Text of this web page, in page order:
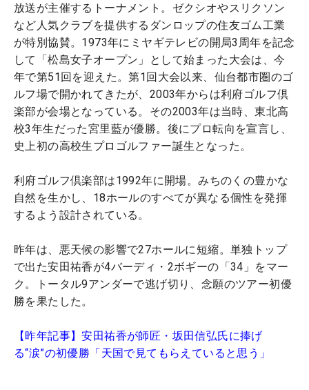
放送が主催するトーナメント。ゼクシオやスリクソン
など人気クラブを提供するダンロップの住友ゴム工業
が特別協賛。1973年にミヤギテレビの開局3周年を記念
して「松島女子オープン」として始まった大会は、今
年で第51回を迎えた。第1回大会以来、仙台都市圏のゴ
ルフ場で開かれてきたが、2003年からは利府ゴルフ倶
楽部が会場となっている。その2003年は当時、東北高
校3年生だった宮里藍が優勝。後にプロ転向を宣言し、
史上初の高校生プロゴルファー誕生となった。
利府ゴルフ倶楽部は1992年に開場。みちのくの豊かな
自然を生かし、18ホールのすべてが異なる個性を発揮
するよう設計されている。
昨年は、悪天候の影響で27ホールに短縮。単独トップ
で出た安田祐香が4バーディ・2ボギーの「34」をマー
ク。トータル9アンダーで逃げ切り、念願のツアー初優
勝を果たした。
【昨年記事】安田祐香が師匠・坂田信弘氏に捧げ
る“涙”の初優勝「天国で見てもらえていると思う」